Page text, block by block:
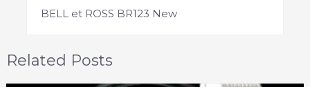
BELL et ROSS BR123 New
Related Posts